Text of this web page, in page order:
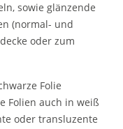
sowie glänzende
(normal- und
oder zum
Folie
Folien auch in weiß
oder transluzente